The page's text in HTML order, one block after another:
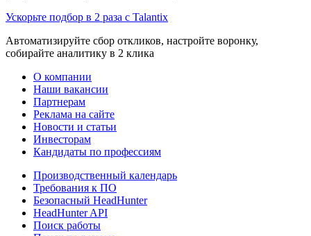
Ускорьте подбор в 2 раза с Talantix
Автоматизируйте сбор откликов, настройте воронку,
собирайте аналитику в 2 клика
О компании
Наши вакансии
Партнерам
Реклама на сайте
Новости и статьи
Инвесторам
Кандидаты по профессиям
Производственный календарь
Требования к ПО
Безопасный HeadHunter
HeadHunter API
Поиск работы